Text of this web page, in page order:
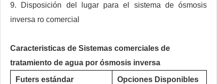
9. Disposición del lugar para el sistema de ósmosis
inversa ro comercial
Caracteristicas de Sistemas comerciales de
tratamiento de agua por ósmosis inversa
Futers estándar Opciones Disponibles